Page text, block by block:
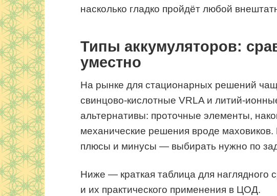
насколько гладко пройдёт любой
Типы аккумуляторов:
уместно
На рынке для стационарных решений
свинцово‑кислотные VRLA и
альтернативы: проточные элементы,
механические решения вроде
плюсы и минусы — выбирать нужно по
Ниже — краткая таблица для наглядного
и их практического применения в ЦОД.